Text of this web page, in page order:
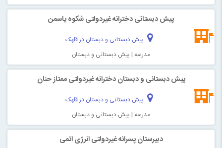
پیش دبستانی دخترانه غیردولتی شکوه یاسمن
پیش دبستانی و دبستان در قلهک
مدرسه | پیش دبستانی و دبستان
پیش دبستانی و دبستان دخترانه غیردولتی ممتاز حنان
پیش دبستانی و دبستان در قلهک
مدرسه | پیش دبستانی و دبستان
دبیرستان پسرانه غیردولتی انرژی اتمی